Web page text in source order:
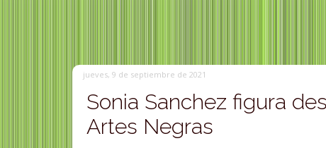
jueves, 9 de septiembre de 2021
Sonia Sanchez figura
Artes Negras